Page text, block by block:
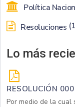
Política
Resoluciones
Lo más
RESOLUCIÓN
Por medio de la